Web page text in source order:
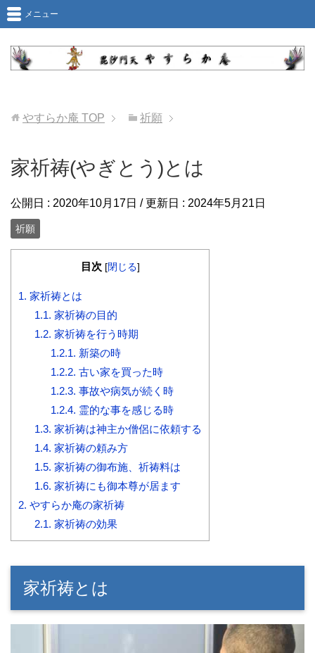
メニュー
やすらか庵 TOP 祈願
家祈祷(やぎとう)とは
公開日 : 2020年10月17日 / 更新日 : 2024年5月21日
祈願
目次 [閉じる]
1. 家祈祷とは
1.1. 家祈祷の目的
1.2. 家祈祷を行う時期
1.2.1. 新築の時
1.2.2. 古い家を買った時
1.2.3. 事故や病気が続く時
1.2.4. 霊的な事を感じる時
1.3. 家祈祷は神主か僧侶に依頼する
1.4. 家祈祷の頼み方
1.5. 家祈祷の御布施、祈祷料は
1.6. 家祈祷にも御本尊が居ます
2. やすらか庵の家祈祷
2.1. 家祈祷の効果
家祈祷とは